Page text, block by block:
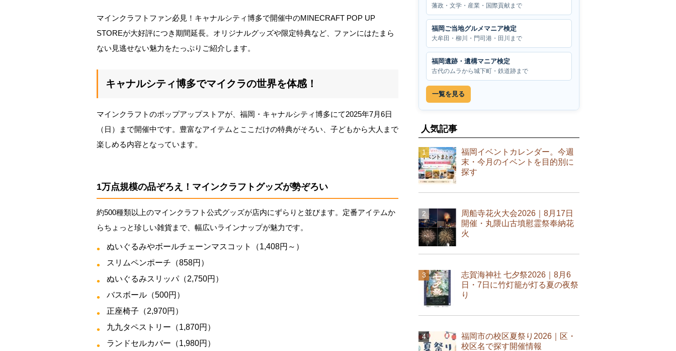
マインクラフトファン必見！キャナルシティ博多で開催中のMINECRAFT POP UP
STOREが大好評につき期間延長。オリジナルグッズや限定特典など、ファンにはたまら
ない見逃せない魅力をたっぷりご紹介します。
キャナルシティ博多でマイクラの世界を体感！
マインクラフトのポップアップストアが、福岡・キャナルシティ博多にて2025年7月6日
（日）まで開催中です。豊富なアイテムとここだけの特典がそろい、子どもから大人まで
楽しめる内容となっています。
1万点規模の品ぞろえ！マインクラフトグッズが勢ぞろい
約500種類以上のマインクラフト公式グッズが店内にずらりと並びます。定番アイテムか
らちょっと珍しい雑貨まで、幅広いラインナップが魅力です。
ぬいぐるみやボールチェーンマスコット（1,408円～）
スリムペンポーチ（858円）
ぬいぐるみスリッパ（2,750円）
バスボール（500円）
正座椅子（2,970円）
九九タペストリー（1,870円）
ランドセルカバー（1,980円）
藩政・文学・産業・国際貢献まで
福岡ご当地グルメマニア検定
大牟田・柳川・門司港・田川まで
福岡遺跡・遺構マニア検定
古代のムラから城下町・鉄道跡まで
一覧を見る
人気記事
福岡イベントカレンダー。今週
末・今月のイベントを目的別に
探す
周船寺花火大会2026｜8月17日
開催・丸隈山古墳慰霊祭奉納花
火
志賀海神社 七夕祭2026｜8月6
日・7日に竹灯籠が灯る夏の夜祭
り
福岡市の校区夏祭り2026｜区・
校区名で探す開催情報